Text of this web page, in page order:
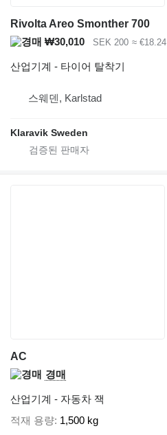
Rivolta Areo Smonther 700
₩30,010
SEK 200 ≈ €18.24
산업기계 - 타이어 탈착기
스웨덴, Karlstad
Klaravik Sweden
AC
경매
산업기계 - 자동차 잭
적재 용량 1,500 kg